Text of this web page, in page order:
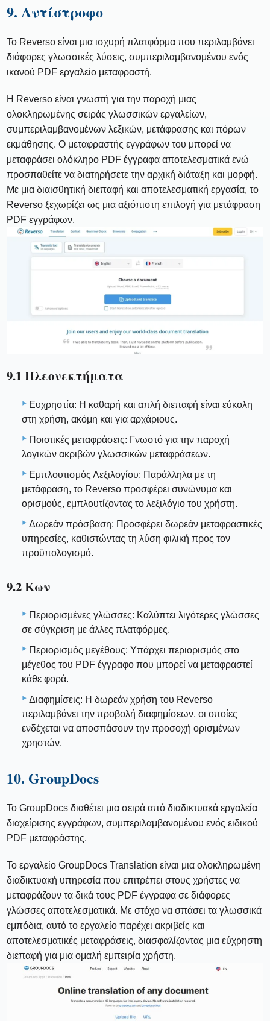
9. Αντίστροφο
Το Reverso είναι μια ισχυρή πλατφόρμα που περιλαμβάνει
διάφορες γλωσσικές λύσεις, συμπεριλαμβανομένου ενός
ικανού PDF εργαλείο μεταφραστή.
Η Reverso είναι γνωστή για την παροχή μιας
ολοκληρωμένης σειράς γλωσσικών εργαλείων,
συμπεριλαμβανομένων λεξικών, μετάφρασης και πόρων
εκμάθησης. Ο μεταφραστής εγγράφων του μπορεί να
μεταφράσει ολόκληρο PDF έγγραφα αποτελεσματικά ενώ
προσπαθείτε να διατηρήσετε την αρχική διάταξη και μορφή.
Με μια διαισθητική διεπαφή και αποτελεσματική εργασία, το
Reverso ξεχωρίζει ως μια αξιόπιστη επιλογή για μετάφραση
PDF εγγράφων.
9.1 Πλεονεκτήματα
Ευχρηστία: Η καθαρή και απλή διεπαφή είναι εύκολη
στη χρήση, ακόμη και για αρχάριους.
Ποιοτικές μεταφράσεις: Γνωστό για την παροχή
λογικών ακριβών γλωσσικών μεταφράσεων.
Εμπλουτισμός Λεξιλογίου: Παράλληλα με τη
μετάφραση, το Reverso προσφέρει συνώνυμα και
ορισμούς, εμπλουτίζοντας το λεξιλόγιο του χρήστη.
Δωρεάν πρόσβαση: Προσφέρει δωρεάν μεταφραστικές
υπηρεσίες, καθιστώντας τη λύση φιλική προς τον
προϋπολογισμό.
9.2 Κων
Περιορισμένες γλώσσες: Καλύπτει λιγότερες γλώσσες
σε σύγκριση με άλλες πλατφόρμες.
Περιορισμός μεγέθους: Υπάρχει περιορισμός στο
μέγεθος του PDF έγγραφο που μπορεί να μεταφραστεί
κάθε φορά.
Διαφημίσεις: Η δωρεάν χρήση του Reverso
περιλαμβάνει την προβολή διαφημίσεων, οι οποίες
ενδέχεται να αποσπάσουν την προσοχή ορισμένων
χρηστών.
10. GroupDocs
Το GroupDocs διαθέτει μια σειρά από διαδικτυακά εργαλεία
διαχείρισης εγγράφων, συμπεριλαμβανομένου ενός ειδικού
PDF μεταφράστης.
Το εργαλείο GroupDocs Translation είναι μια ολοκληρωμένη
διαδικτυακή υπηρεσία που επιτρέπει στους χρήστες να
μεταφράζουν τα δικά τους PDF έγγραφα σε διάφορες
γλώσσες αποτελεσματικά. Με στόχο να σπάσει τα γλωσσικά
εμπόδια, αυτό το εργαλείο παρέχει ακριβείς και
αποτελεσματικές μεταφράσεις, διασφαλίζοντας μια εύχρηστη
διεπαφή για μια ομαλή εμπειρία χρήστη.